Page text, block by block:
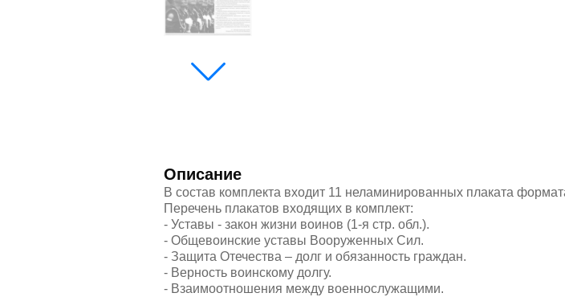
Описание
В состав комплекта входит 11 неламинированных плаката
Перечень плакатов входящих в комплект:
- Уставы - закон жизни воинов (1-я стр. обл.).
- Общевоинские уставы Вооруженных Сил.
- Защита Отечества – долг и обязанность граждан.
- Верность воинскому долгу.
- Взаимоотношения между военнослужащими.